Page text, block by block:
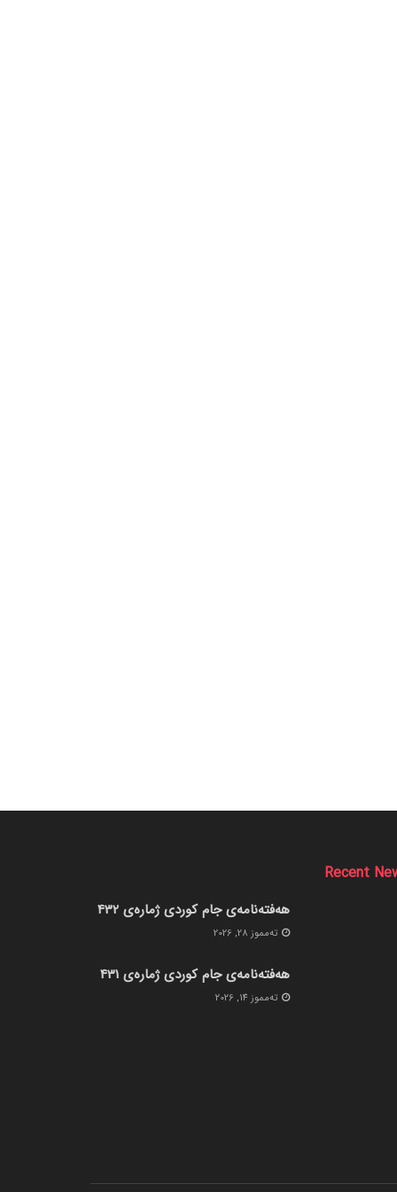
Recent
هەفتەنامەی جام کوردی ژمارەی 432
ته‌مموز 28, 2026
هەفتەنامەی جام کوردی ژمارەی 431
ته‌مموز 14, 2026